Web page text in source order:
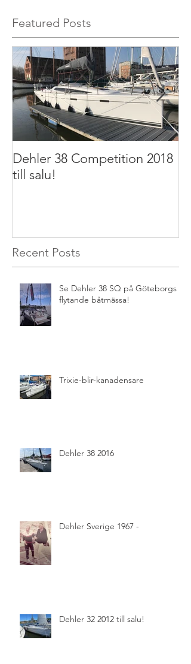
Featured Posts
Dehler 38 Competition 2018
till salu!
Recent Posts
Se Dehler 38 SQ på Göteborgs
flytande båtmässa!
Trixie-blir-kanadensare
Dehler 38 2016
Dehler Sverige 1967 -
Dehler 32 2012 till salu!